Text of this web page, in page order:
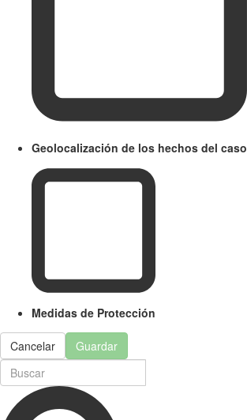
Geolocalización de los hechos del caso
Medidas de Protección
Cancelar Guardar